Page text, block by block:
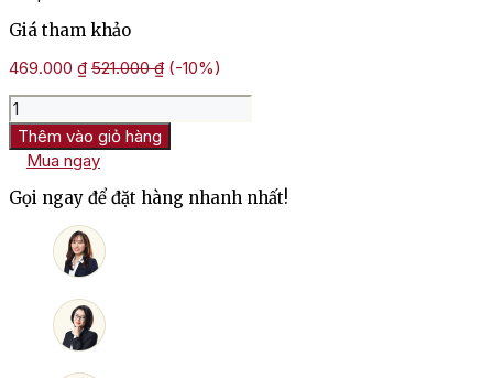
Giá tham khảo
469.000 ₫ 521.000₫ (-10%)
Rượu
Vang
Pháp
Domaine
Du
Tertre
Buttelieres
Thêm vào giỏ hàng
Mua ngay
Gọi ngay để đặt hàng nhanh nhất!